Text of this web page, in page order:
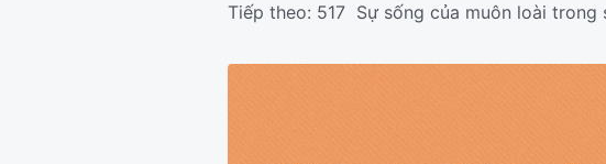
Tiếp theo: 517 Sự sống của muôn loài